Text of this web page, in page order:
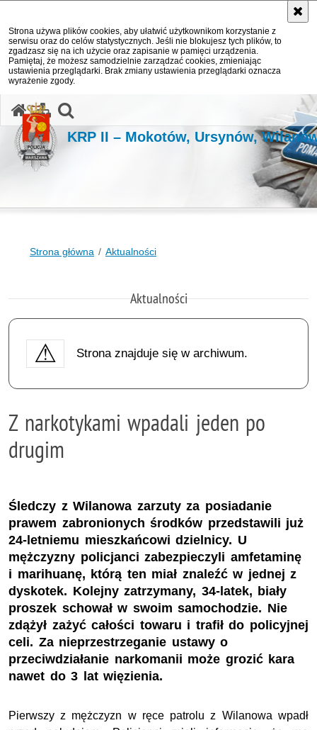
Strona używa plików cookies, aby ułatwić użytkownikom korzystanie z
serwisu oraz do celów statystycznych. Jeśli nie blokujesz tych plików, to
zgadzasz się na ich użycie oraz zapisanie w pamięci urządzenia.
Pamiętaj, że możesz samodzielnie zarządzać cookies, zmieniając
ustawienia przeglądarki. Brak zmiany ustawienia przeglądarki oznacza
wyrażenie zgody.
KRP II – Mokotów, Ursynów,
Strona główna Aktualności
Aktualności
Strona znajduje się w archiwum.
Z narkotykami wpadali jeden po
drugim
Śledczy z Wilanowa zarzuty za posiadanie
prawem zabronionych środków przedstawili już
24-letniemu mieszkańcowi dzielnicy. U
mężczyzny policjanci zabezpieczyli amfetaminę
i marihuanę, którą ten miał znaleźć w jednej z
dyskotek. Kolejny zatrzymany, 34-latek, biały
proszek schował w swoim samochodzie. Nie
zdążył zażyć całości towaru i trafił do policyjnej
celi. Za nieprzestrzeganie ustawy o
przeciwdziałanie narkomanii może grozić kara
nawet do 3 lat więzienia.
Pierwszy z mężczyzn w ręce patrolu z Wilanowa wpadł